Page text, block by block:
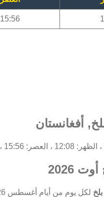
15:56
أفغانستان
2026
لكل يوم من أيام أغسطس 2026.